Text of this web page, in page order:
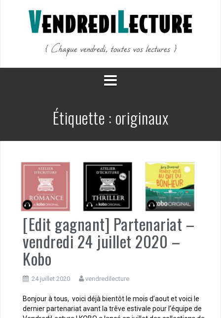
Étiquette : originaux
[Edit gagnant] Partenariat –
vendredi 24 juillet 2020 –
Kobo
24 juillet 2020 vendredilecture
Bonjour à tous, voici déjà bientôt le mois d’aout et voici le
dernier partenariat avant la trêve estivale pour l’équipe de